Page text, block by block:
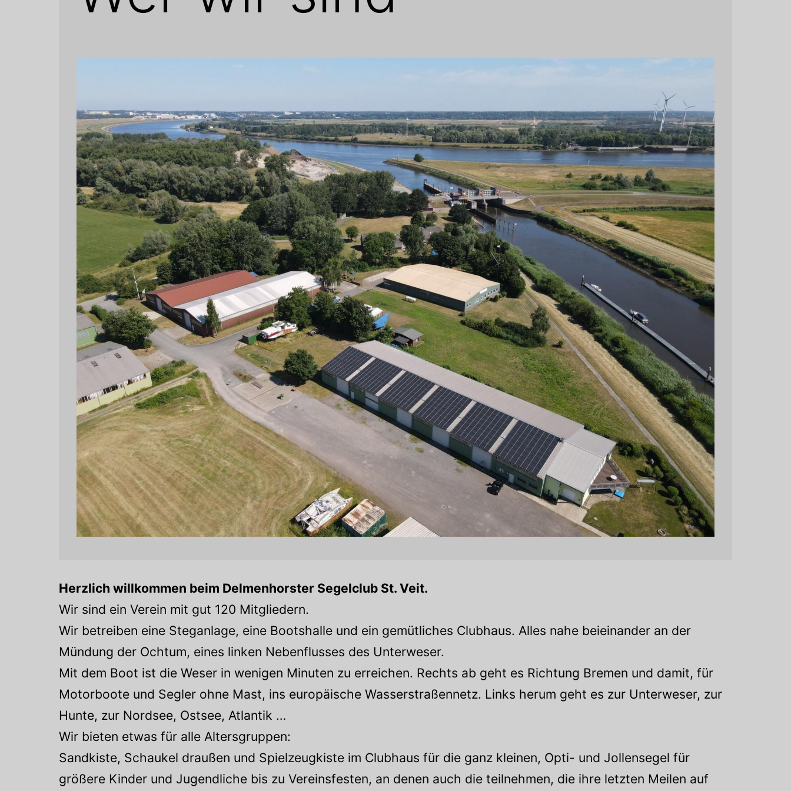
Herzlich willkommen beim Delmenhorster Segelclub St. Veit.
Wir sind ein Verein mit gut 120 Mitgliedern.
Wir betreiben eine Steganlage, eine Bootshalle und ein gemütliches Clubhaus. Alles nahe beieinander an der
Mündung der Ochtum, eines linken Nebenflusses des Unterweser.
Mit dem Boot ist die Weser in wenigen Minuten zu erreichen. Rechts ab geht es Richtung Bremen und damit, für
Motorboote und Segler ohne Mast, ins europäische Wasserstraßennetz. Links herum geht es zur Unterweser, zur
Hunte, zur Nordsee, Ostsee, Atlantik …
Wir bieten etwas für alle Altersgruppen:
Sandkiste, Schaukel draußen und Spielzeugkiste im Clubhaus für die ganz kleinen, Opti- und Jollensegel für
größere Kinder und Jugendliche bis zu Vereinsfesten, an denen auch die teilnehmen, die ihre letzten Meilen auf